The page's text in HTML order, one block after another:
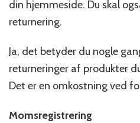
din hjemmeside. Du skal
returnering.
Ja, det betyder du nogle
returneringer af produkter
Det er en omkostning ved
Momsregistrering